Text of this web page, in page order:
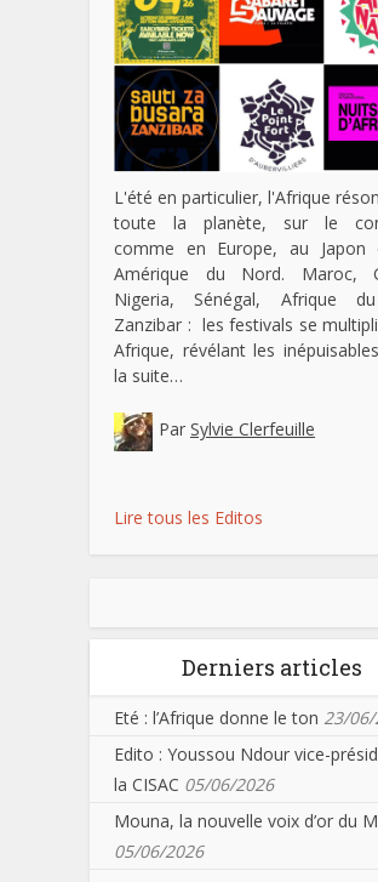
L'été en particulier, l'Afrique
toute la planète, sur le
comme en Europe, au Japon
Amérique du Nord. Maroc,
Nigeria, Sénégal, Afrique
Zanzibar : les festivals se
Afrique, révélant les
la suite…
Par Sylvie Clerfeuille
Lire tous les Editos
Derniers articles
Eté : l’Afrique donne le ton 23/
Edito : Youssou Ndour vice-
la CISAC 05/06/2026
Mouna, la nouvelle voix d’or du
05/06/2026